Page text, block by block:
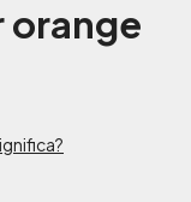
orange